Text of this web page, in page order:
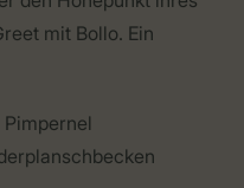
mit Bollo. Ein